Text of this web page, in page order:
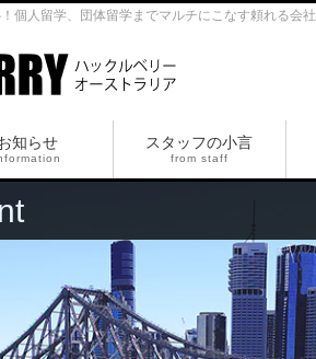
個人留学、団体留学までマルチにこなす頼れる会社
知らせ スタッフの小言
from staff